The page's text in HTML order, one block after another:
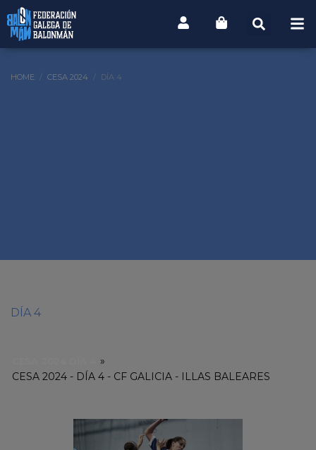
HOME CESA 2024 DÍA 4
DÍA 4
»
CESA 2024 - DÍA 4 - CF GALICIA - ILLAS BALEARES